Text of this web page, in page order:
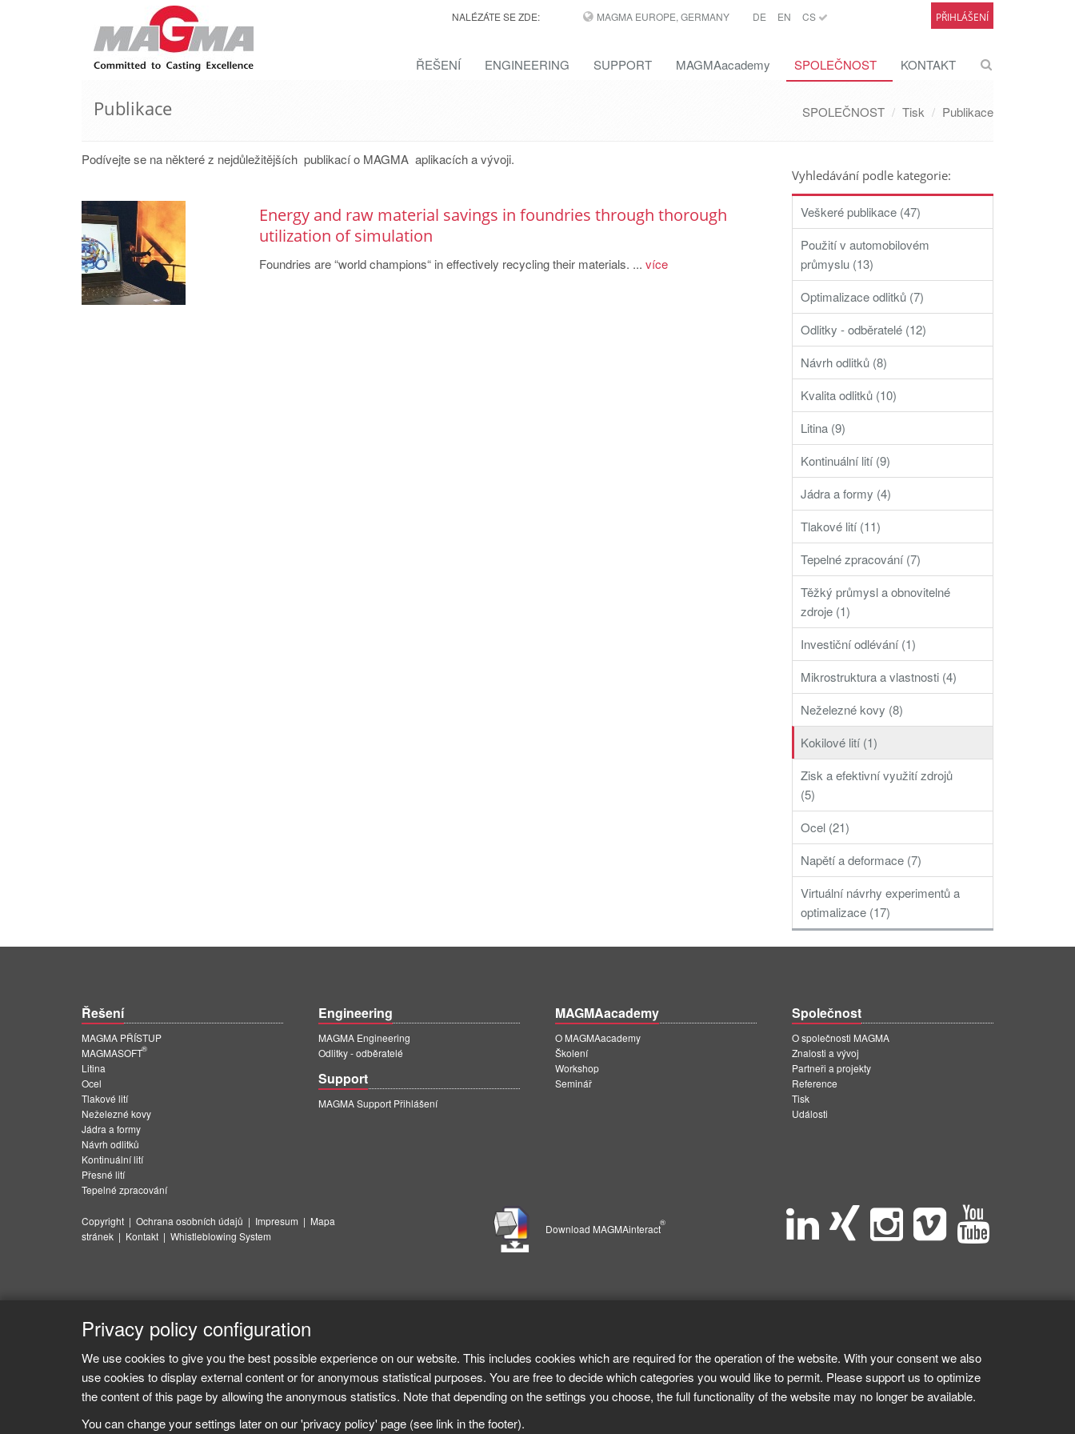
NALÉZÁTE SE ZDE: MAGMA EUROPE, GERMANY DE EN CS PŘIHLÁŠENÍ
ŘEŠENÍ ENGINEERING SUPPORT MAGMAacademy SPOLEČNOST KONTAKT
Publikace SPOLEČNOST Tisk Publikace
Podívejte se na některé z nejdůležitějších publikací o MAGMA aplikacích a vývoji.
Energy and raw material savings in foundries through thorough
utilization of simulation
Foundries are “world champions“ in effectively recycling their materials. ... více
Vyhledávání podle kategorie:
Veškeré publikace (47)
Použití v automobilovém
průmyslu (13)
Optimalizace odlitků (7)
Odlitky - odběratelé (12)
Návrh odlitků (8)
Kvalita odlitků (10)
Litina (9)
Kontinuální lití (9)
Jádra a formy (4)
Tlakové lití (11)
Tepelné zpracování (7)
Těžký průmysl a obnovitelné
zdroje (1)
Investiční odlévání (1)
Mikrostruktura a vlastnosti (4)
Neželezné kovy (8)
Kokilové lití (1)
Zisk a efektivní využití zdrojů
(5)
Ocel (21)
Napětí a deformace (7)
Virtuální návrhy experimentů a
optimalizace (17)
Řešení
MAGMA PŘÍSTUP
MAGMASOFT
®
Litina
Ocel
Tlakové lití
Neželezné kovy
Jádra a formy
Návrh odlitků
Kontinuální lití
Přesné lití
Tepelné zpracování
Engineering
MAGMA Engineering
Odlitky - odběratelé
Support
MAGMA Support Přihlášení
MAGMAacademy
O MAGMAacademy
Školení
Workshop
Seminář
Společnost
O společnosti MAGMA
Znalosti a vývoj
Partneři a projekty
Reference
Tisk
Události
Copyright | Ochrana osobních údajů | Impresum | Mapa
stránek | Kontakt | Whistleblowing System
Download MAGMAinteract
®
Privacy policy configuration
We use cookies to give you the best possible experience on our website. This includes cookies which are required for the operation of the website. With your consent we also
use cookies to display external content or for anonymous statistical purposes. You are free to decide which categories you would like to permit. Please support us to optimize
the content of this page by allowing the anonymous statistics. Note that depending on the settings you choose, the full functionality of the website may no longer be available.
You can change your settings later on our 'privacy policy' page (see link in the footer).